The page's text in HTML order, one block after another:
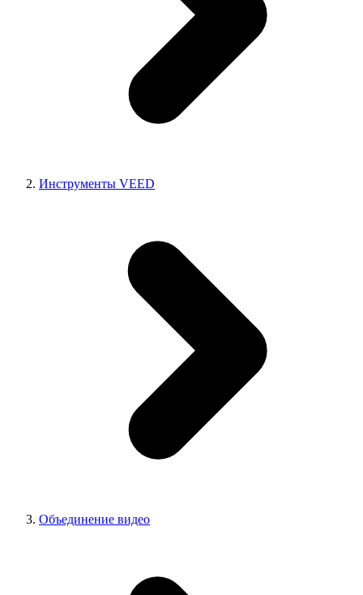
Инструменты VEED
Объединение видео